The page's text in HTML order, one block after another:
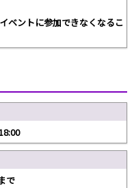
ベントに参加できなくなるこ
で